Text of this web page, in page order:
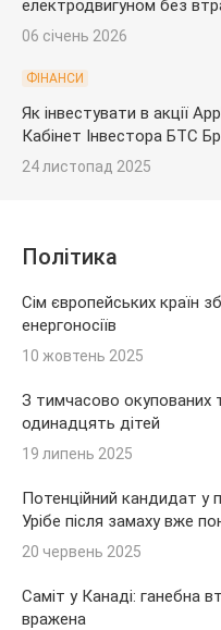
електродвигуном без
06 січень 2026
ФІНАНСИ
Як інвестувати в акції
Кабінет Інвестора БТС
24 листопад 2025
Політика
Сім європейських країн
енергоносіїв
10 жовтень 2025
З тимчасово окупованих
одинадцять дітей
19 липень 2025
Потенційний кандидат у
Урібе після замаху вже
20 червень 2025
Саміт у Канаді: ганебна
вражена